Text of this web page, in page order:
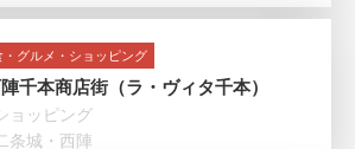
・グルメ・ショッピング
千本商店街（ラ・ヴィタ千本）
ョッピング
条城・西陣